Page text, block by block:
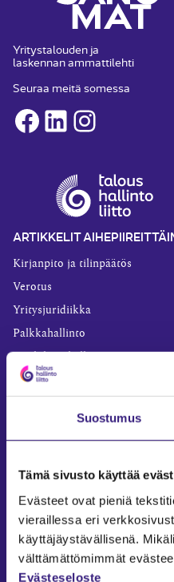
Suostumus
Tämä sivusto käyttää
Evästeet ovat pieniä
vieraillessa eri
käyttäjäystävällisenä.
välttämättömimmät
Evästeseloste
Yritystalouden ja
laskennan ammattilehti
Seuraa meitä somessa
Facebook
LinkedInInstagram
ARTIKKELIT
Kirjanpito ja tilinpäätös
Verotus
Yritysjuridiikka
Palkkahallinto
Työoikeus
Julkishallinto
Yritysvastuu
Tilintarkastus
Työ ja ura
YLEISET TIEDOT